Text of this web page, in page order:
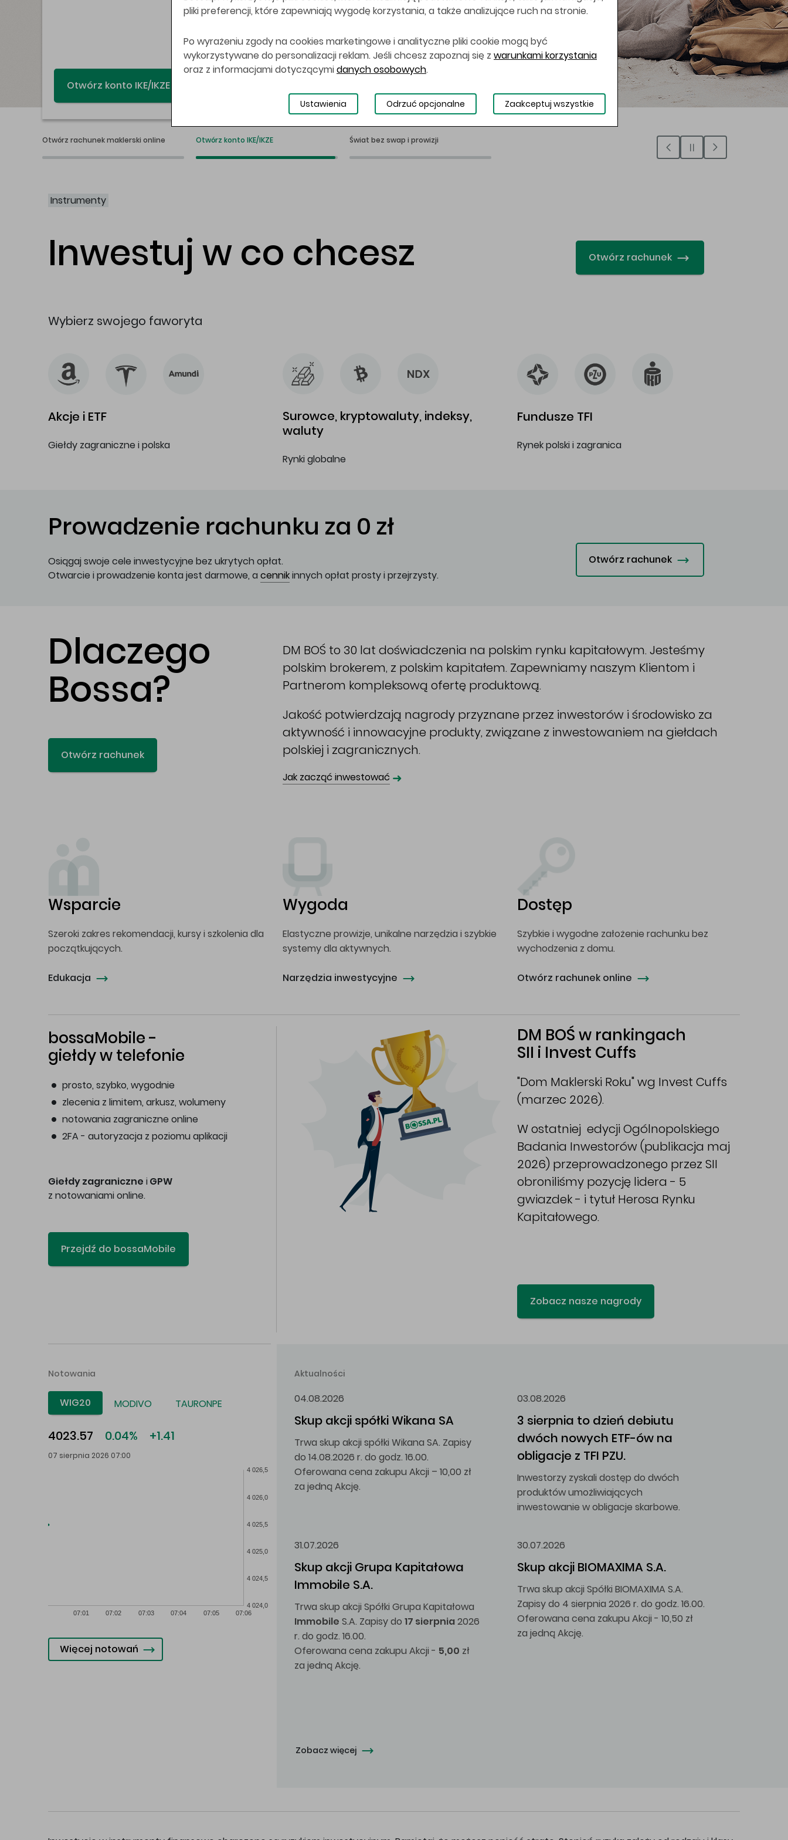
Świat bez swap
Otwórz rachunek maklerski online Otwórz konto IKE/IKZE Świat bez swap i prowizji
Instrumenty
Inwestuj w co chcesz Otwórz rachunek
Wybierz swojego faworyta
Akcje i ETF
Giełdy zagraniczne i polska
Surowce, kryptowaluty, indeksy,
waluty
Rynki globalne
Fundusze TFI
Rynek polski i zagranica
Prowadzenie rachunku za 0 zł
Osiągaj swoje cele inwestycyjne bez ukrytych opłat.
Otwarcie i prowadzenie konta jest darmowe, a cennikinnych opłat prosty i przejrzysty.
Otwórz rachunek
Dlaczego
Bossa?
Otwórz rachunek
DM BOŚ to 30 lat doświadczenia na polskim rynku kapitałowym. Jesteśmy
polskim brokerem, z polskim kapitałem. Zapewniamy naszym Klientom i
Partnerom kompleksową ofertę produktową.
Jakość potwierdzają nagrody przyznane przez inwestorów i środowisko za
aktywność i innowacyjne produkty, związane z inwestowaniem na giełdach
polskiej i zagranicznych.
Jak zacząć inwestować ➜
Wsparcie
Szeroki zakres rekomendacji, kursy i szkolenia dla
początkujących.
Edukacja
Wygoda
Elastyczne prowizje, unikalne narzędzia i szybkie
systemy dla aktywnych.
Narzędzia inwestycyjne
Dostęp
Szybkie i wygodne założenie rachunku bez
wychodzenia z domu.
Otwórz rachunek online
bossaMobile -
giełdy w telefonie
prosto, szybko, wygodnie
zlecenia z limitem, arkusz, wolumeny
notowania zagraniczne online
2FA - autoryzacja z poziomu aplikacji
Giełdy zagraniczne i GPW
z notowaniami online.
Przejdź do bossaMobile
DM BOŚ w rankingach
SII i Invest Cuffs
"Dom Maklerski Roku" wg Invest Cuffs
(marzec 2026).
W ostatniej edycji Ogólnopolskiego
Badania Inwestorów (publikacja maj
2026) przeprowadzonego przez SII
obroniliśmy pozycję lidera - 5
gwiazdek - i tytuł Herosa Rynku
Kapitałowego.
Zobacz nasze nagrody
Notowania
WIG20 MODIVO TAURONPE
4023.57 0.04% +1.41
07 sierpnia 2026 07:00
07:01 07:02 07:03 07:04 07:05 07:06
4 024,0
4 024,5
4 025,0
4 025,5
4 026,0
4 026,5
Więcej notowań
Aktualności
04.08.2026
Skup akcji spółki Wikana SA
Trwa skup akcji spółki Wikana SA. Zapisy
do 14.08.2026 r. do godz. 16.00.
Oferowana cena zakupu Akcji – 10,00 zł
za jedną Akcję.
03.08.2026
3 sierpnia to dzień debiutu
dwóch nowych ETF-ów na
obligacje z TFI PZU.
Inwestorzy zyskali dostęp do dwóch
produktów umożliwiających
inwestowanie w obligacje skarbowe.
31.07.2026
Skup akcji Grupa Kapitałowa
Immobile S.A.
Trwa skup akcji Spółki Grupa Kapitałowa
Immobile S.A. Zapisy do 17 sierpnia2026
r. do godz. 16.00.
Oferowana cena zakupu Akcji - 5,00 zł
za jedną Akcję.
30.07.2026
Skup akcji BIOMAXIMA S.A.
Trwa skup akcji Spółki BIOMAXIMA S.A.
Zapisy do 4 sierpnia 2026 r. do godz. 16.00.
Oferowana cena zakupu Akcji - 10,50 zł
za jedną Akcję.
Zobacz więcej
pliki preferencji, które zapewniają wygodę korzystania, a także analizujące ruch na stronie.
Po wyrażeniu zgody na cookies marketingowe i analityczne pliki cookie mogą być
wykorzystywane do personalizacji reklam. Jeśli chcesz zapoznaj się z warunkami korzystania
oraz z informacjami dotyczącymidanych osobowych.
Ustawienia Odrzuć opcjonalne Zaakceptuj wszystkie